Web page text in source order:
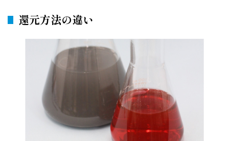
還元方法の違い